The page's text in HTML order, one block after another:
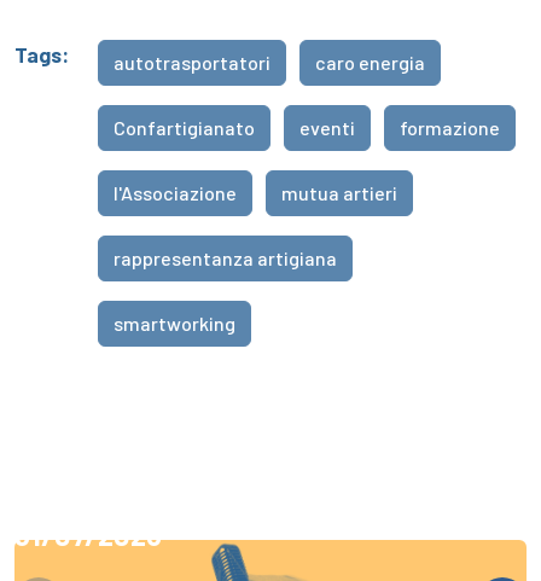
Tags: autotrasportatori caro energia
Confartigianato eventi formazione
l'Associazione mutua artieri
rappresentanza artigiana
smartworking
31/07/2026